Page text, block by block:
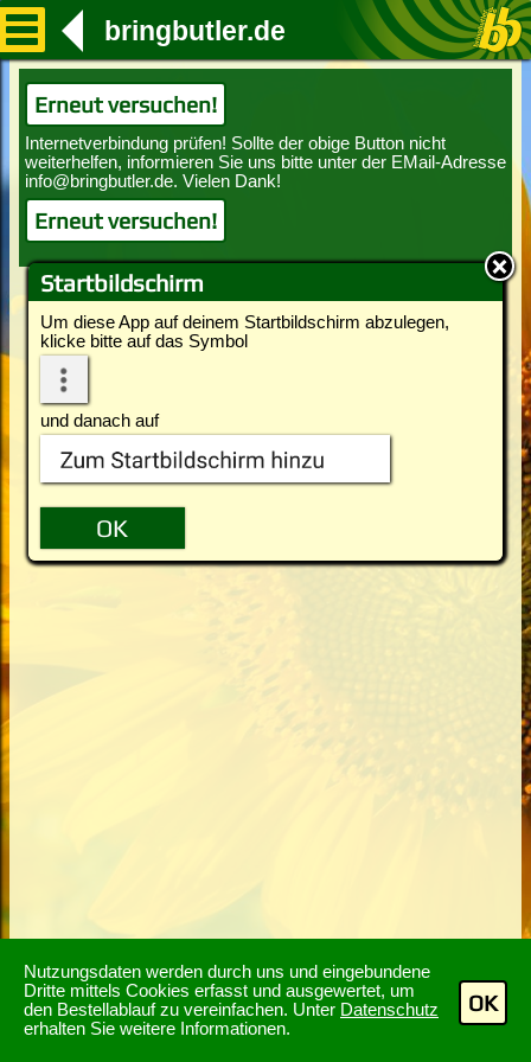
Nutzungsdaten werden durch uns und eingebundene
Dritte mittels Cookies erfasst und ausgewertet, um
den Bestellablauf zu vereinfachen. Unter Datenschutz
erhalten Sie weitere Informationen.
OK
Startbildschirm
Um diese App auf deinem Startbildschirm abzulegen,
klicke bitte auf das Symbol
und danach auf
bringbutler.de
Erneut versuchen!
Erneut versuchen!